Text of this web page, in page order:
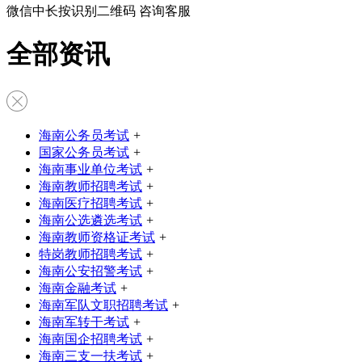
微信中长按识别二维码 咨询客服
全部资讯
海南公务员考试 +
国家公务员考试 +
海南事业单位考试 +
海南教师招聘考试 +
海南医疗招聘考试 +
海南公选遴选考试 +
海南教师资格证考试 +
特岗教师招聘考试 +
海南公安招警考试 +
海南金融考试 +
海南军队文职招聘考试 +
海南军转干考试 +
海南国企招聘考试 +
海南三支一扶考试 +